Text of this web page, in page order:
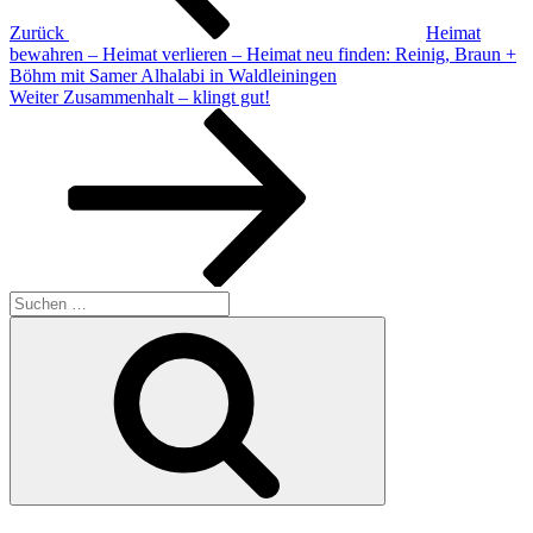
Zurück
Heimat
bewahren – Heimat verlieren – Heimat neu finden: Reinig, Braun +
Böhm mit Samer Alhalabi in Waldleiningen
Nächster
Weiter Zusammenhalt – klingt gut!
Suchen
nach: